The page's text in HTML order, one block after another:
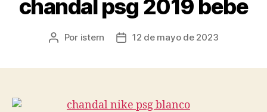
chandal psg 2019 bebe
Autor
Por istern
Fecha12 de mayo de 2023